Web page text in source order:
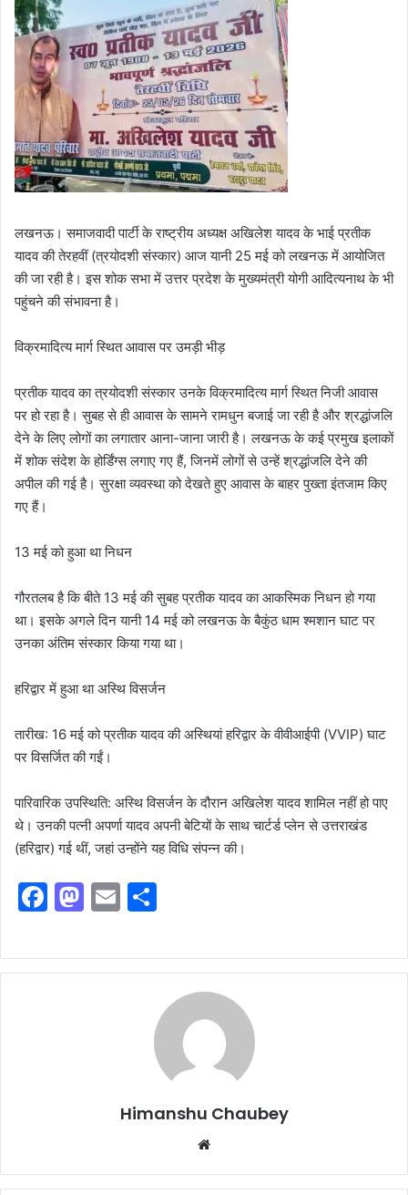
लखनऊ। समाजवादी पार्टी के राष्ट्रीय अध्यक्ष अखिलेश यादव के भाई प्रतीक
यादव की तेरहवीं (त्रयोदशी संस्कार) आज यानी 25 मई को लखनऊ में आयोजित
की जा रही है। इस शोक सभा में उत्तर प्रदेश के मुख्यमंत्री योगी आदित्यनाथ के भी
पहुंचने की संभावना है।
विक्रमादित्य मार्ग स्थित आवास पर उमड़ी भीड़
​प्रतीक यादव का त्रयोदशी संस्कार उनके विक्रमादित्य मार्ग स्थित निजी आवास
पर हो रहा है। सुबह से ही आवास के सामने रामधुन बजाई जा रही है और श्रद्धांजलि
देने के लिए लोगों का लगातार आना-जाना जारी है। लखनऊ के कई प्रमुख इलाकों
में शोक संदेश के होर्डिंग्स लगाए गए हैं, जिनमें लोगों से उन्हें श्रद्धांजलि देने की
अपील की गई है। सुरक्षा व्यवस्था को देखते हुए आवास के बाहर पुख्ता इंतजाम किए
गए हैं।
13 मई को हुआ था निधन
गौरतलब है कि बीते 13 मई की सुबह प्रतीक यादव का आकस्मिक निधन हो गया
था। इसके अगले दिन यानी 14 मई को लखनऊ के बैकुंठ धाम श्मशान घाट पर
उनका अंतिम संस्कार किया गया था।
हरिद्वार में हुआ था अस्थि विसर्जन
तारीख: 16 मई को प्रतीक यादव की अस्थियां हरिद्वार के वीवीआईपी (VVIP) घाट
पर विसर्जित की गईं।
​पारिवारिक उपस्थिति: अस्थि विसर्जन के दौरान अखिलेश यादव शामिल नहीं हो पाए
थे। उनकी पत्नी अपर्णा यादव अपनी बेटियों के साथ चार्टर्ड प्लेन से उत्तराखंड
(हरिद्वार) गई थीं, जहां उन्होंने यह विधि संपन्न की।
F
c
e
M
st
o
E
ai
l
ar
e
Himanshu Chaubey